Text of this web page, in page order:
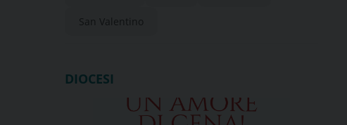
San Valentino
DIOCESI